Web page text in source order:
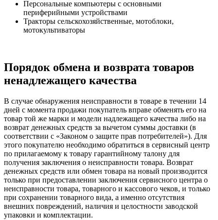
Персональные компьютеры с основными
периферийными устройствами
Тракторы сельскохозяйственные, мотоблоки,
мотокультиваторы
Порядок обмена и возврата товаров
ненадлежащего качества
В случае обнаружения неисправности в товаре в течении 14
дней с момента продажи покупатель вправе обменять его на
товар той же марки и модели надлежащего качества либо на
возврат денежных средств за вычетом суммы доставки (в
соответствии с «Законом о защите прав потребителей»). Для
этого покупателю необходимо обратиться в сервисный центр
по прилагаемому к товару гарантийному талону для
получения заключения о неисправности товара. Возврат
денежных средств или обмен товара на новый производится
только при предоставлении заключения сервисного центра о
неисправности товара, товарного и кассового чеков, и только
при сохранении товарного вида, а именно отсутствия
внешних повреждений, наличия и целостности заводской
упаковки и комплектации.